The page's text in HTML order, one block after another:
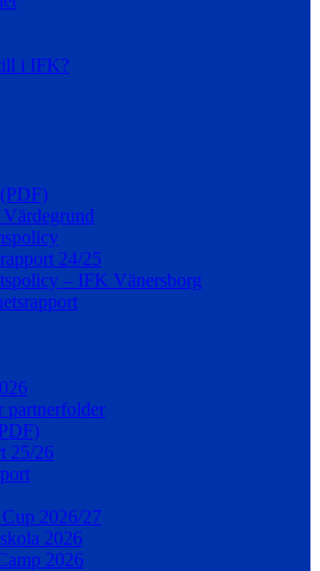
i IFK?
24/25
– IFK Vänersborg
partnerfolder
25/26
2026/27
2026
2026